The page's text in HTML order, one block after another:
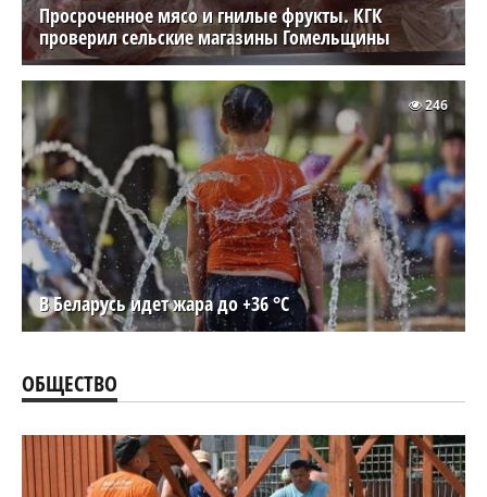
Просроченное мясо и гнилые фрукты. КГК
проверил сельские магазины Гомельщины
В Беларусь идет жара до +36 °C
246
ОБЩЕСТВО